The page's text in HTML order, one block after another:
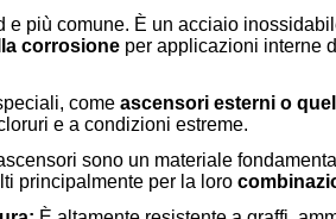
e più comune. È un acciaio
corrosione per applicazioni interne
come ascensori esterni o
e a condizioni estreme.
sono un materiale
principalmente per la loro